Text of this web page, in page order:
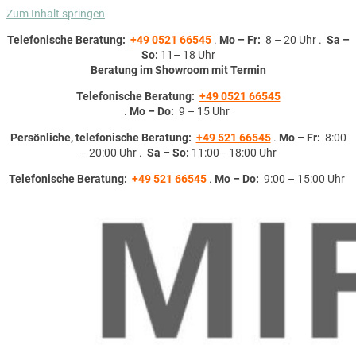
Zum Inhalt springen
Telefonische Beratung: +49 0521 66545. Mo – Fr: 8 – 20 Uhr . Sa –
So: 11– 18 Uhr
Beratung im Showroom mit Termin
Telefonische Beratung: +49 0521 66545
. Mo – Do: 9 – 15 Uhr
Persönliche, telefonische Beratung: +49 521 66545. Mo – Fr: 8:00
– 20:00 Uhr . Sa – So: 11:00– 18:00 Uhr
Telefonische Beratung: +49 521 66545 . Mo – Do: 9:00 – 15:00 Uhr